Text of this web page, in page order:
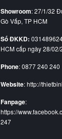
Showroom: 27/1/32
Gò Vấp, TP HCM
Số ĐKKD:
HCM cấp ngày 28/02/
Phone: 0877 240 240
Website: http://
Fanpage:
https://
247